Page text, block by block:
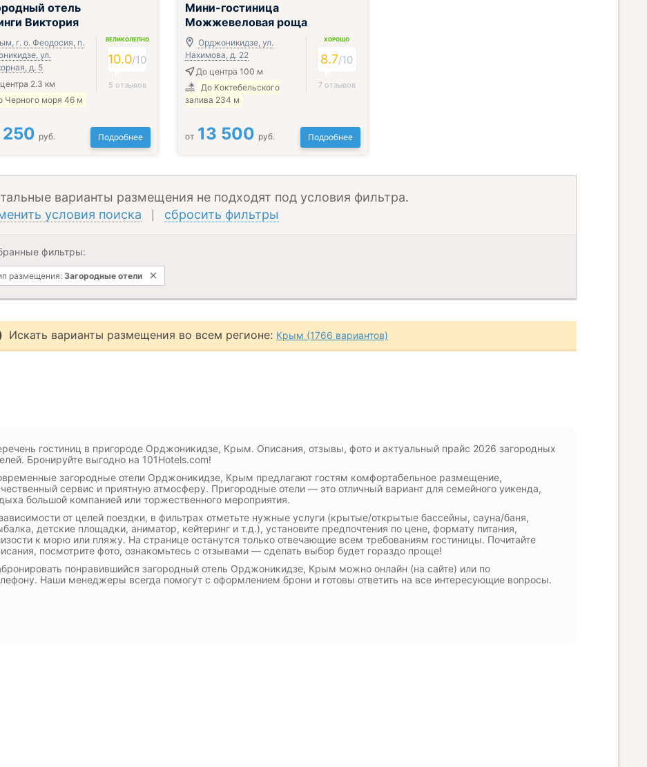
отель
Виктория
г. о. Феодосия, п.
ул.
д. 5
2.3 км
Черного моря 46 м
ВЕЛИКОЛЕПНО
10.0/10
5 отзывов
250 руб. Подробнее
Мини-гостиница
Можжевеловая роща
Орджоникидзе, ул.
Нахимова, д. 22
До центра 100 м
До Коктебельского
залива 234 м
ХОРОШО
8.7/10
7 отзывов
от 13 500 руб. Подробнее
варианты размещения не подходят под условия фильтра.
условия поиска
сбросить фильтры
фильтры:
размещения: Загородные отели
Искать варианты размещения во всем регионе: Крым (1766 вариантов)
гостиниц в пригороде Орджоникидзе, Крым. Описания, отзывы, фото и актуальный прайс 2026 загородных
Бронируйте выгодно на 101Hotels.com!
загородные отели Орджоникидзе, Крым предлагают гостям комфортабельное размещение,
сервис и приятную атмосферу. Пригородные отели — это отличный вариант для семейного уикенда,
большой компанией или торжественного мероприятия.
от целей поездки, в фильтрах отметьте нужные услуги (крытые/открытые бассейны, сауна/баня,
детские площадки, аниматор, кейтеринг и т.д.), установите предпочтения по цене, формату питания,
к морю или пляжу. На странице останутся только отвечающие всем требованиям гостиницы. Почитайте
посмотрите фото, ознакомьтесь с отзывами — сделать выбор будет гораздо проще!
понравившийся загородный отель Орджоникидзе, Крым можно онлайн (на сайте) или по
Наши менеджеры всегда помогут с оформлением брони и готовы ответить на все интересующие вопросы.